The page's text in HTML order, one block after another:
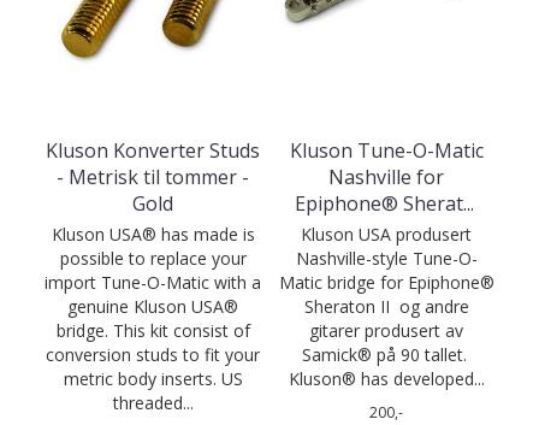
Kluson Konverter Studs
- Metrisk til tommer -
Gold
Kluson USA® has made is
possible to replace your
import Tune-O-Matic with a
genuine Kluson USA®
bridge. This kit consist of
conversion studs to fit your
metric body inserts. US
threaded...
Kluson Tune-O-Matic
Nashville for
Epiphone® Sherat...
Kluson USA produsert
Nashville-style Tune-O-
Matic bridge for Epiphone®
Sheraton II og andre
gitarer produsert av
Samick® på 90 tallet.
Kluson® has developed...
200,-